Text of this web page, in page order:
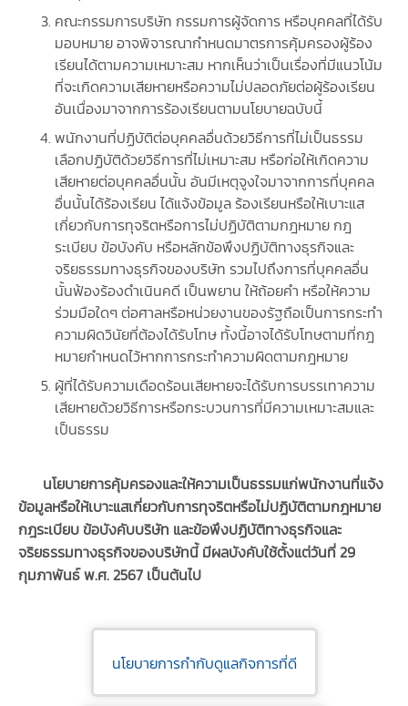
คณะกรรมการบริษัท กรรมการผู้จัดการ หรือบุคคลที่ได้รับ
มอบหมาย อาจพิจารณากำหนดมาตรการคุ้มครองผู้ร้อง
เรียนได้ตามความเหมาะสม หากเห็นว่าเป็นเรื่องที่มีแนวโน้ม
ที่จะเกิดความเสียหายหรือความไม่ปลอดภัยต่อผู้ร้องเรียน
อันเนื่องมาจากการร้องเรียนตามนโยบายฉบับนี้
พนักงานที่ปฏิบัติต่อบุคคลอื่นด้วยวิธีการที่ไม่เป็นธรรม
เลือกปฏิบัติด้วยวิธีการที่ไม่เหมาะสม หรือก่อให้เกิดความ
เสียหายต่อบุคคลอื่นนั้น อันมีเหตุจูงใจมาจากการที่บุคคล
อื่นนั้นได้ร้องเรียน ได้แจ้งข้อมูล ร้องเรียนหรือให้เบาะแส
เกี่ยวกับการทุจริตหรือการไม่ปฏิบัติตามกฎหมาย กฎ
ระเบียบ ข้อบังคับ หรือหลักข้อพึงปฏิบัติทางธุรกิจและ
จริยธรรมทางธุรกิจของบริษัท รวมไปถึงการที่บุคคลอื่น
นั้นฟ้องร้องดําเนินคดี เป็นพยาน ให้ถ้อยคํา หรือให้ความ
ร่วมมือใดๆ ต่อศาลหรือหน่วยงานของรัฐถือเป็นการกระทํา
ความผิดวินัยที่ต้องได้รับโทษ ทั้งนี้อาจได้รับโทษตามที่กฎ
หมายกําหนดไว้หากการกระทําความผิดตามกฎหมาย
ผู้ที่ได้รับความเดือดร้อนเสียหายจะได้รับการบรรเทาความ
เสียหายด้วยวิธีการหรือกระบวนการที่มีความเหมาะสมและ
เป็นธรรม
นโยบายการคุ้มครองและให้ความเป็นธรรมแก่พนักงานที่แจ้ง
ข้อมูลหรือให้เบาะแสเกี่ยวกับการทุจริตหรือไม่ปฏิบัติตามกฎหมาย
กฎระเบียบ ข้อบังคับบริษัท และข้อพึงปฏิบัติทางธุรกิจและ
จริยธรรมทางธุรกิจของบริษัทนี้ มีผลบังคับใช้ตั้งแต่วันที่ 29
กุมภาพันธ์ พ.ศ. 2567 เป็นต้นไป
นโยบายการกำกับดูแลกิจการที่ดี